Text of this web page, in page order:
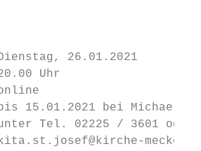
26.01.2021
Uhr
15.01.2021 bei Michaela
Tel. 02225 / 3601 oder